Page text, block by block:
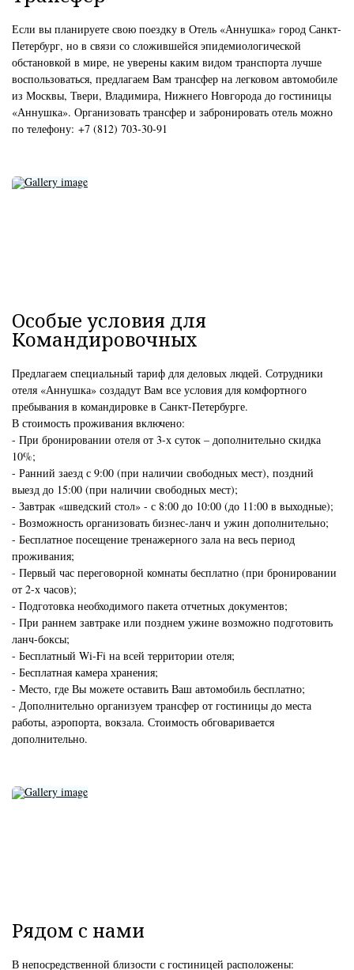
Если вы планируете свою поездку в Отель «Аннушка» город Санкт-
Петербург, но в связи со сложившейся эпидемиологической
обстановкой в мире, не уверены каким видом транспорта лучше
воспользоваться, предлагаем Вам трансфер на легковом автомобиле
из Москвы, Твери, Владимира, Нижнего Новгорода до гостиницы
«Аннушка». Организовать трансфер и забронировать отель можно
по телефону: +7 (812) 703-30-91
Особые условия для
Командировочных
Предлагаем специальный тариф для деловых людей. Сотрудники
отеля «Аннушка» создадут Вам все условия для комфортного
пребывания в командировке в Санкт-Петербурге.
В стоимость проживания включено:
- При бронировании отеля от 3-х суток – дополнительно скидка
10%;
- Ранний заезд с 9:00 (при наличии свободных мест), поздний
выезд до 15:00 (при наличии свободных мест);
- Завтрак «шведский стол» - с 8:00 до 10:00 (до 11:00 в выходные);
- Возможность организовать бизнес-ланч и ужин дополнительно;
- Бесплатное посещение тренажерного зала на весь период
проживания;
- Первый час переговорной комнаты бесплатно (при бронировании
от 2-х часов);
- Подготовка необходимого пакета отчетных документов;
- При раннем завтраке или позднем ужине возможно подготовить
ланч-боксы;
- Бесплатный Wi-Fi на всей территории отеля;
- Бесплатная камера хранения;
- Место, где Вы можете оставить Ваш автомобиль бесплатно;
- Дополнительно организуем трансфер от гостиницы до места
работы, аэропорта, вокзала. Стоимость обговаривается
дополнительно.
Рядом с нами
В непосредственной близости с гостиницей расположены: